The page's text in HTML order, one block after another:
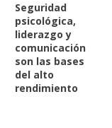
Seguridad
psicológica,
liderazgo y
comunicación
son las bases
del alto
rendimiento